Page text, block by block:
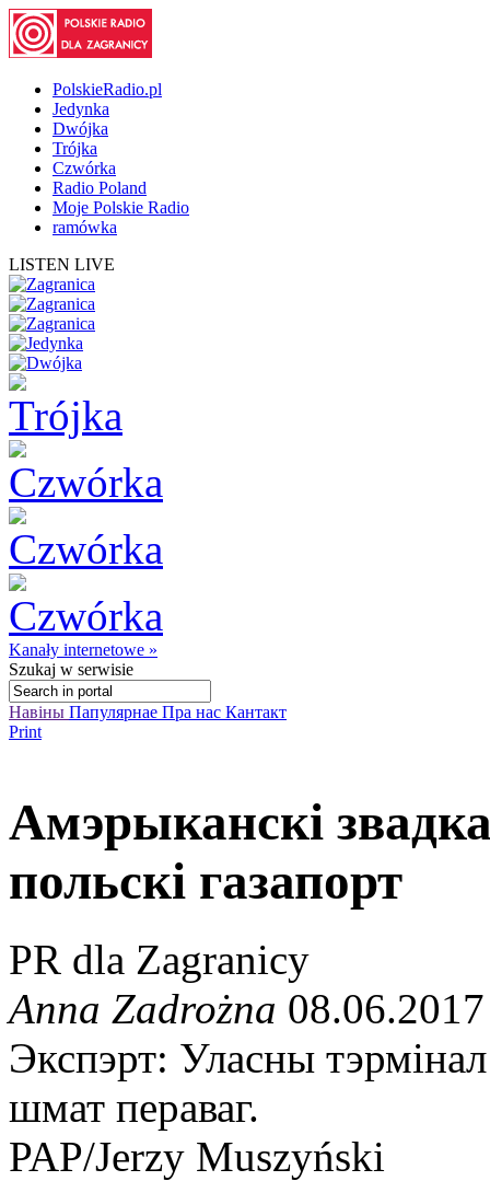
PolskieRadio.pl
Jedynka
Dwójka
Trójka
Czwórka
Radio Poland
Moje Polskie Radio
ramówka
LISTEN LIVE
Kanały internetowe »
Szukaj w serwisie
Навіны Папулярнае Пра нас Кантакт
Print
Амэрыканскі
польскі газапорт
PR dla Zagranicy
Anna Zadrożna
Экспэрт: Уласны
шмат пераваг.
PAP/Jerzy Muszyński